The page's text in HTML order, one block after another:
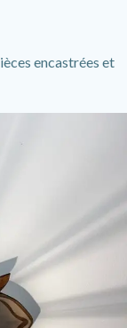
encastrées et